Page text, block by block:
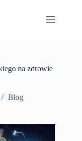
na zdrowie
Blog